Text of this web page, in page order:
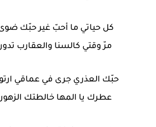
كل حياتي ما أحبّ غير حبّك
مرّ وقتي كالسنا والعقارب تدور
حبّك العذري جرى في عماقي
عطرك يا المها خالطتك الزهور